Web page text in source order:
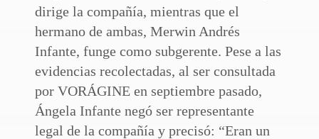
dirige la compañía, mientras que el
hermano de ambas, Merwin Andrés
Infante, funge como subgerente. Pese a las
evidencias recolectadas, al ser consultada
por VORÁGINE en septiembre pasado,
Ángela Infante negó ser representante
legal de la compañía y precisó: “Eran un